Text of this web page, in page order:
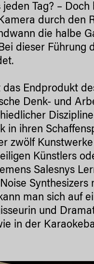
Tag? –
durch den
die halbe
dieser
Endprodukt
Denk- und
in ihren
zwölf
Künstlers
Salesnys
man sich auf
und
in der